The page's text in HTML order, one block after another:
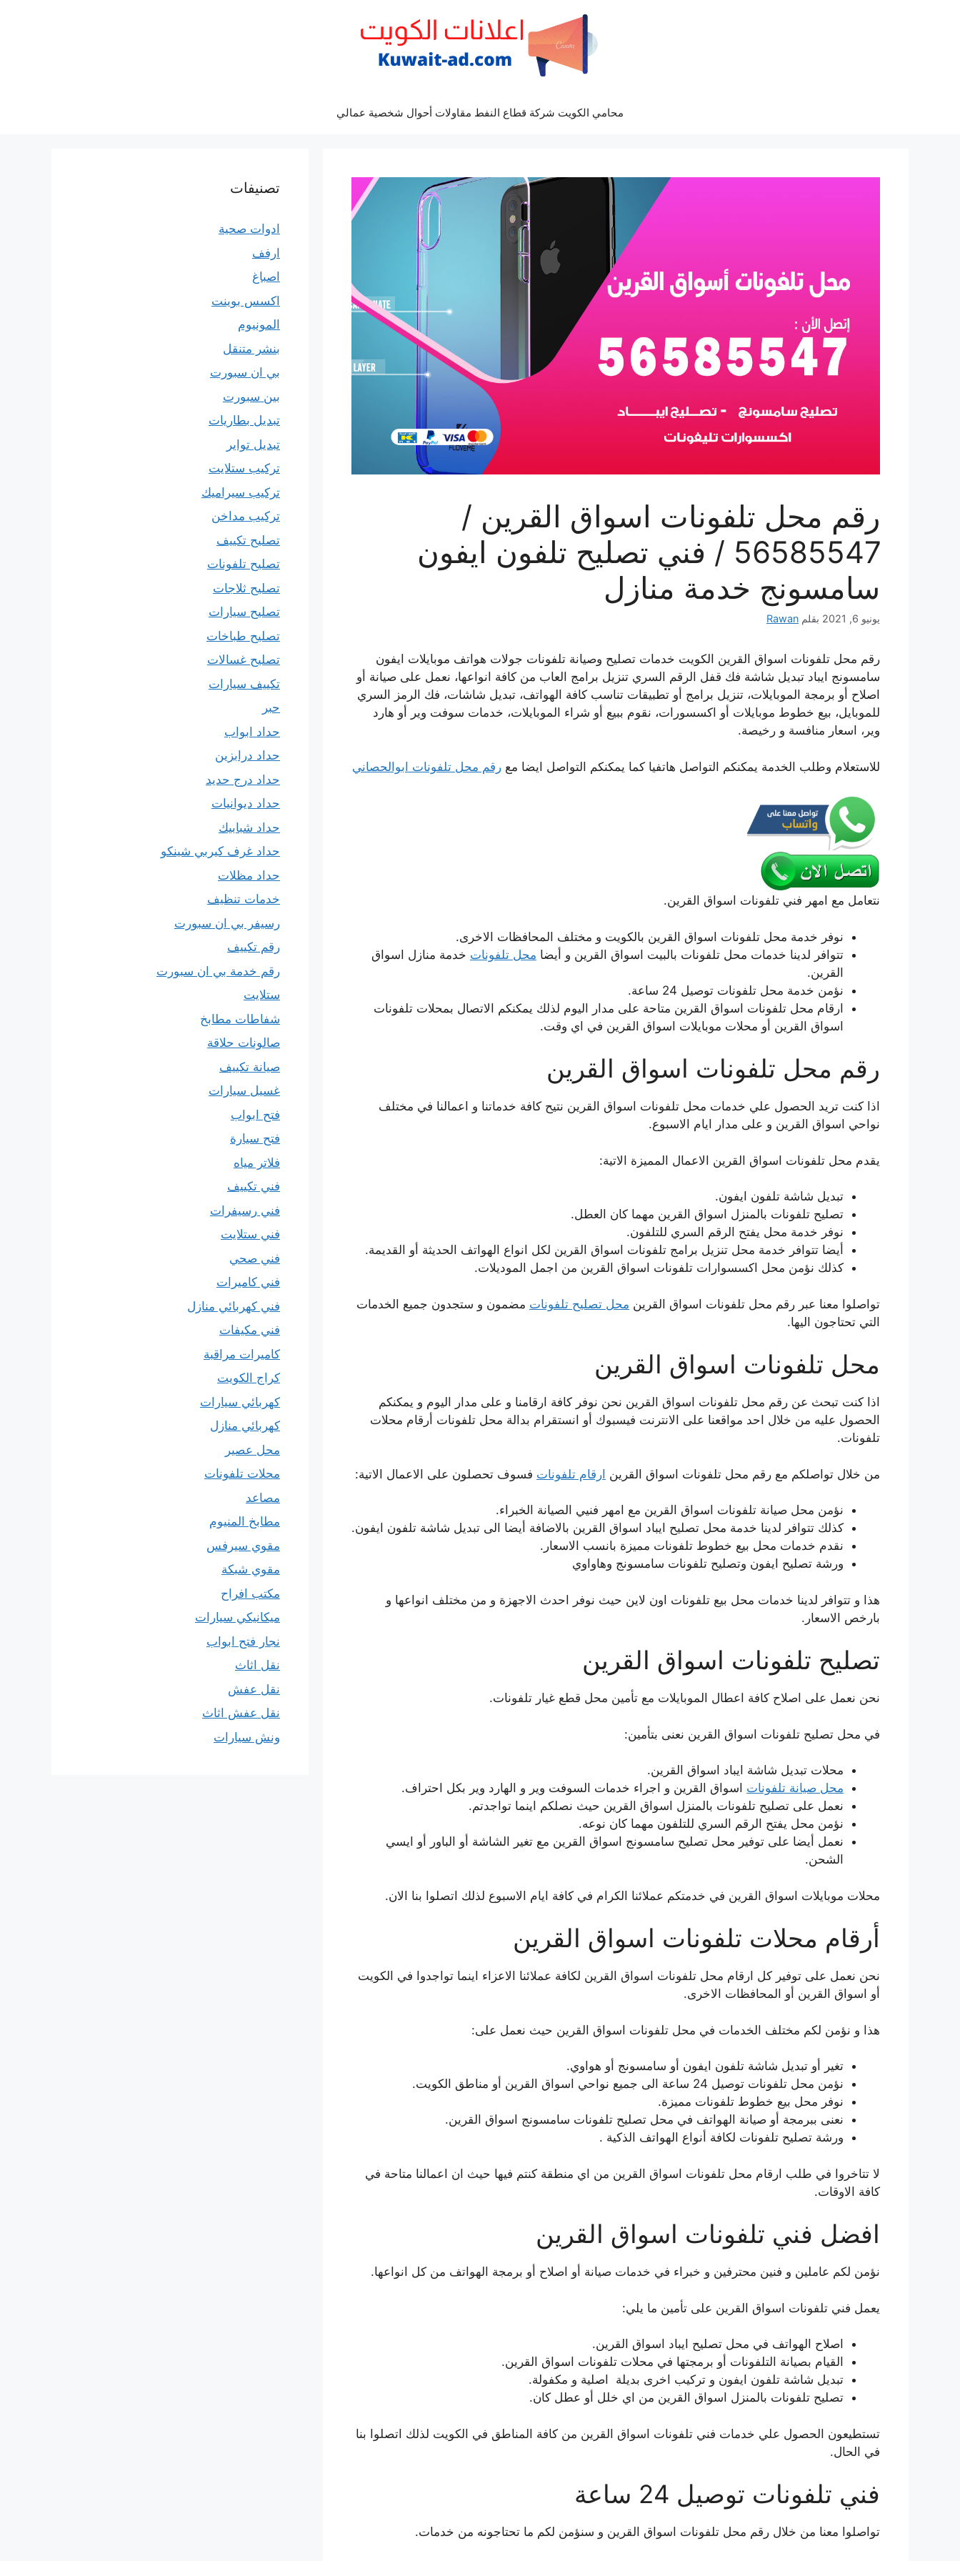
محامي الكويت شركة قطاع النفط مقاولات أحوال شخصية عمالي
رقم محل تلفونات اسواق القرين /
56585547 / فني تصليح تلفون ايفون
سامسونج خدمة منازل
يونيو 6, 2021 بقلم Rawan
رقم محل تلفونات اسواق القرين الكويت خدمات تصليح وصيانة تلفونات جولات هواتف موبايلات ايفون
سامسونج ايباد تبديل شاشة فك قفل الرقم السري تنزيل برامج العاب من كافة انواعها، نعمل على صيانة أو
اصلاح أو برمجة الموبايلات، تنزيل برامج أو تطبيقات تناسب كافة الهواتف، تبديل شاشات، فك الرمز السري
للموبايل، بيع خطوط موبايلات أو اكسسورات، نقوم ببيع أو شراء الموبايلات، خدمات سوفت وير أو هارد
وير، اسعار منافسة و رخيصة.
للاستعلام وطلب الخدمة يمكنكم التواصل هاتفيا كما يمكنكم التواصل ايضا مع رقم محل تلفونات ابوالحصاني
نتعامل مع امهر فني تلفونات اسواق القرين.
نوفر خدمة محل تلفونات اسواق القرين بالكويت و مختلف المحافظات الاخرى.
تتوافر لدينا خدمات محل تلفونات بالبيت اسواق القرين و أيضا محل تلفونات خدمة منازل اسواق
القرين.
نؤمن خدمة محل تلفونات توصيل 24 ساعة.
ارقام محل تلفونات اسواق القرين متاحة على مدار اليوم لذلك يمكنكم الاتصال بمحلات تلفونات
اسواق القرين أو محلات موبايلات اسواق القرين في اي وقت.
رقم محل تلفونات اسواق القرين
اذا كنت تريد الحصول علي خدمات محل تلفونات اسواق القرين نتيح كافة خدماتنا و اعمالنا في مختلف
نواحي اسواق القرين و على مدار ايام الاسبوع.
يقدم محل تلفونات اسواق القرين الاعمال المميزة الاتية:
تبديل شاشة تلفون ايفون.
تصليح تلفونات بالمنزل اسواق القرين مهما كان العطل.
نوفر خدمة محل يفتح الرقم السري للتلفون.
أيضا تتوافر خدمة محل تنزيل برامج تلفونات اسواق القرين لكل انواع الهواتف الحديثة أو القديمة.
كذلك نؤمن محل اكسسوارات تلفونات اسواق القرين من اجمل الموديلات.
تواصلوا معنا عبر رقم محل تلفونات اسواق القرين محل تصليح تلفونات مضمون و ستجدون جميع الخدمات
التي تحتاجون اليها.
محل تلفونات اسواق القرين
اذا كنت تبحث عن رقم محل تلفونات اسواق القرين نحن نوفر كافة ارقامنا و على مدار اليوم و يمكنكم
الحصول عليه من خلال احد مواقعنا على الانترنت فيسبوك أو انستقرام بدالة محل تلفونات أرقام محلات
تلفونات.
من خلال تواصلكم مع رقم محل تلفونات اسواق القرين ارقام تلفونات فسوف تحصلون على الاعمال الاتية:
نؤمن محل صيانة تلفونات اسواق القرين مع امهر فنيي الصيانة الخبراء.
كذلك تتوافر لدينا خدمة محل تصليح ايباد اسواق القرين بالاضافة أيضا الى تبديل شاشة تلفون ايفون.
نقدم خدمات محل بيع خطوط تلفونات مميزة بانسب الاسعار.
ورشة تصليح ايفون وتصليح تلفونات سامسونج وهاواوي
هذا و تتوافر لدينا خدمات محل بيع تلفونات اون لاين حيث نوفر احدث الاجهزة و من مختلف انواعها و
بارخص الاسعار.
تصليح تلفونات اسواق القرين
نحن نعمل على اصلاح كافة اعطال الموبايلات مع تأمين محل قطع غيار تلفونات.
في محل تصليح تلفونات اسواق القرين نعنى بتأمين:
محلات تبديل شاشة ايباد اسواق القرين.
محل صيانة تلفونات اسواق القرين و اجراء خدمات السوفت وير و الهارد وير بكل احتراف.
نعمل على تصليح تلفونات بالمنزل اسواق القرين حيث نصلكم اينما تواجدتم.
نؤمن محل يفتح الرقم السري للتلفون مهما كان نوعه.
نعمل أيضا على توفير محل تصليح سامسونج اسواق القرين مع تغير الشاشة أو الباور أو ايسي
الشحن.
محلات موبايلات اسواق القرين في خدمتكم عملائنا الكرام في كافة ايام الاسبوع لذلك اتصلوا بنا الان.
أرقام محلات تلفونات اسواق القرين
نحن نعمل على توفير كل ارقام محل تلفونات اسواق القرين لكافة عملائنا الاعزاء اينما تواجدوا في الكويت
أو اسواق القرين أو المحافظات الاخرى.
هذا و نؤمن لكم مختلف الخدمات في محل تلفونات اسواق القرين حيث نعمل على:
تغير أو تبديل شاشة تلفون ايفون أو سامسونج أو هواوي.
نؤمن محل تلفونات توصيل 24 ساعة الى جميع نواحي اسواق القرين أو مناطق الكويت.
نوفر محل بيع خطوط تلفونات مميزة.
نعنى ببرمجة أو صيانة الهواتف في محل تصليح تلفونات سامسونج اسواق القرين.
ورشة تصليح تلفونات لكافة أنواع الهواتف الذكية .
لا تتاخروا في طلب ارقام محل تلفونات اسواق القرين من اي منطقة كنتم فيها حيث ان اعمالنا متاحة في
كافة الاوقات.
افضل فني تلفونات اسواق القرين
نؤمن لكم عاملين و فنين محترفين و خبراء في خدمات صيانة أو اصلاح أو برمجة الهواتف من كل انواعها.
يعمل فني تلفونات اسواق القرين على تأمين ما يلي:
اصلاح الهواتف في محل تصليح ايباد اسواق القرين.
القيام بصيانة التلفونات أو برمجتها في محلات تلفونات اسواق القرين.
تبديل شاشة تلفون ايفون و تركيب اخرى بديلة اصلية و مكفولة.
تصليح تلفونات بالمنزل اسواق القرين من اي خلل أو عطل كان.
تستطيعون الحصول علي خدمات فني تلفونات اسواق القرين من كافة المناطق في الكويت لذلك اتصلوا بنا
في الحال.
فني تلفونات توصيل 24 ساعة
تواصلوا معنا من خلال رقم محل تلفونات اسواق القرين و سنؤمن لكم ما تحتاجونه من خدمات.
تصنيفات
ادوات صحية
ارفف
اصباغ
اكسس بوينت
المونيوم
بنشر متنقل
بي ان سبورت
بين سبورت
تبديل بطاريات
تبديل تواير
تركيب ستلايت
تركيب سيراميك
تركيب مداخن
تصليح تكييف
تصليح تلفونات
تصليح ثلاجات
تصليح سيارات
تصليح طباخات
تصليح غسالات
تكييف سيارات
حبر
حداد ابواب
حداد درابزين
حداد درج حديد
حداد ديوانيات
حداد شبابيك
حداد غرف كيربي شينكو
حداد مظلات
خدمات تنظيف
رسيفر بي ان سبورت
رقم تكييف
رقم خدمة بي ان سبورت
ستلايت
شفاطات مطابخ
صالونات حلاقة
صيانة تكييف
غسيل سيارات
فتح ابواب
فتح سيارة
فلاتر مياه
فني تكييف
فني رسيفرات
فني ستلايت
فني صحي
فني كاميرات
فني كهربائي منازل
فني مكيفات
كاميرات مراقبة
كراج الكويت
كهربائي سيارات
كهربائي منازل
محل عصير
محلات تلفونات
مصاعد
مطابخ المنيوم
مقوي سيرفس
مقوي شبكة
مكتب افراح
ميكانيكي سيارات
نجار فتح ابواب
نقل اثاث
نقل عفش
نقل عفش اثاث
ونش سيارات